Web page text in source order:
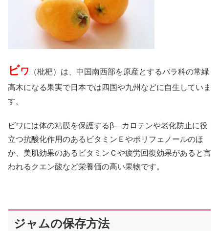
ビワ
（枇杷）は、中国南西部を原産とするバラ科の常緑
高木になる果実で日本では四国や九州などに自生していま
す。
ビワには体の粘膜を保護するβ―カロテンや老化防止に役
立つ抗酸化作用のあるビタミンＥやポリフェノールのほ
か、美肌効果のあるビタミンＣや疲労回復効果があると言
われるクエン酸など栄養価の高い果物です。
ジャムの保存方法